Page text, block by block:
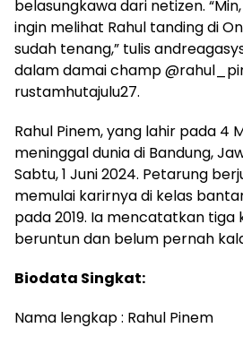
belasungkawa dari netizen.
ingin melihat Rahul tanding di
sudah tenang,” tulis
dalam damai champ
rustamhutajulu27.
Rahul Pinem, yang lahir pada 4
meninggal dunia di Bandung,
Sabtu, 1 Juni 2024. Petarung
memulai karirnya di kelas
pada 2019. Ia mencatatkan tiga
beruntun dan belum pernah
Biodata Singkat:
Nama lengkap : Rahul Pinem